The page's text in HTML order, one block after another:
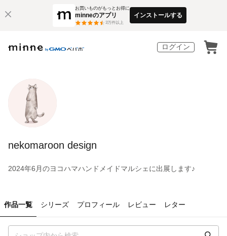
お買いものがもっとお得に
minneのアプリ
3万件以上
インストールする
ログイン
nekomaroon design
2024年6月のヨコハマハンドメイドマルシェに出展します♪
作品一覧 シリーズ プロフィール レビュー レター